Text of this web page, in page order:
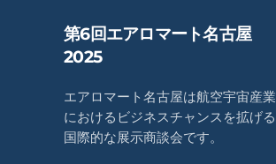
第6回エアロマート名古屋
2025
エアロマート名古屋は航空宇宙産業
におけるビジネスチャンスを拡げる
国際的な展示商談会です。